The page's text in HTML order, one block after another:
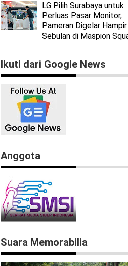
LG Pilih Surabaya untuk
Perluas Pasar Monitor,
Pameran Digelar Hampir
Sebulan di Maspion
Ikuti dari Google News
Anggota
Suara Memorabilia